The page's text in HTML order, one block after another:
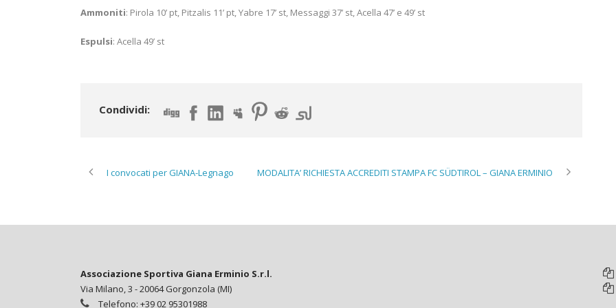
Ammoniti: Pirola 10’ pt, Pitzalis 11’ pt, Yabre 17’ st, Messaggi 37’ st, Acella 47’ e 49’ st
Espulsi: Acella 49’ st
Condividi:
I convocati per GIANA-Legnago MODALITA’ RICHIESTA ACCREDITI STAMPA FC SÜDTIROL – GIANA ERMINIO
Associazione Sportiva Giana Erminio S.r.l.
Via Milano, 3 - 20064 Gorgonzola (MI)
Telefono: +39 02 95301988